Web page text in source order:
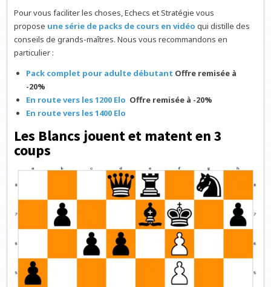
Pour vous faciliter les choses, Echecs et Stratégie vous
propose une série de packs de cours en vidéo qui distille des
conseils de grands-maîtres. Nous vous recommandons en
particulier :
Pack complet pour adulte débutant Offre remisée à
-20%
En route vers les 1200 Elo Offre remisée à -20%
En route vers les 1400 Elo
Les Blancs jouent et matent en 3
coups